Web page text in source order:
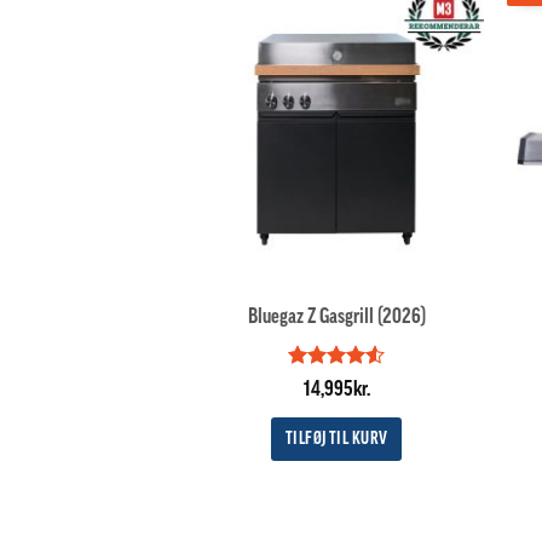
Bluegaz Z Gasgrill (2026)
Vurderet
ud af
5
14,995kr.
TILFØJ TIL KURV